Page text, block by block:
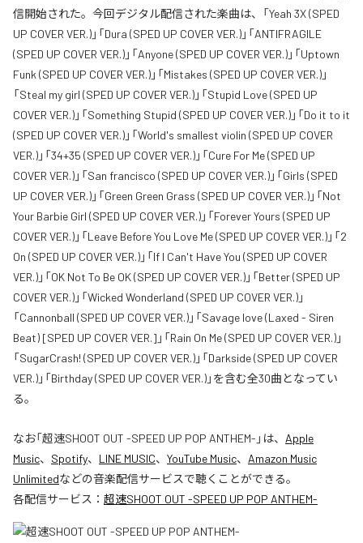
信開始された。今回デジタル配信された楽曲は、「Yeah 3X (SPED
UP COVER VER.)」「Dura (SPED UP COVER VER.)」「ANTIFRAGILE
(SPED UP COVER VER.)」「Anyone (SPED UP COVER VER.)」「Uptown
Funk (SPED UP COVER VER.)」「Mistakes (SPED UP COVER VER.)」
「Steal my girl (SPED UP COVER VER.)」「Stupid Love (SPED UP
COVER VER.)」「Something Stupid (SPED UP COVER VER.)」「Do it to it
(SPED UP COVER VER.)」「World's smallest violin (SPED UP COVER
VER.)」「34+35 (SPED UP COVER VER.)」「Cure For Me (SPED UP
COVER VER.)」「San francisco (SPED UP COVER VER.)」「Girls (SPED
UP COVER VER.)」「Green Green Grass (SPED UP COVER VER.)」「Not
Your Barbie Girl (SPED UP COVER VER.)」「Forever Yours (SPED UP
COVER VER.)」「Leave Before You Love Me (SPED UP COVER VER.)」「2
On (SPED UP COVER VER.)」「If I Can't Have You (SPED UP COVER
VER.)」「OK Not To Be OK (SPED UP COVER VER.)」「Better (SPED UP
COVER VER.)」「Wicked Wonderland (SPED UP COVER VER.)」
「Cannonball (SPED UP COVER VER.)」「Savage love (Laxed - Siren
Beat) [SPED UP COVER VER.]」「Rain On Me (SPED UP COVER VER.)」
「SugarCrash! (SPED UP COVER VER.)」「Darkside (SPED UP COVER
VER.)」「Birthday (SPED UP COVER VER.)」を含む全30曲となってい
る。
なお「超速SHOOT OUT -SPEED UP POP ANTHEM- 」は、 Apple
Music、 Spotify、 LINE MUSIC、 YouTube Music、 Amazon Music
Unlimitedなどの音楽配信サービスで聴くことができる。
各配信サービス： 超速SHOOT OUT -SPEED UP POP ANTHEM-